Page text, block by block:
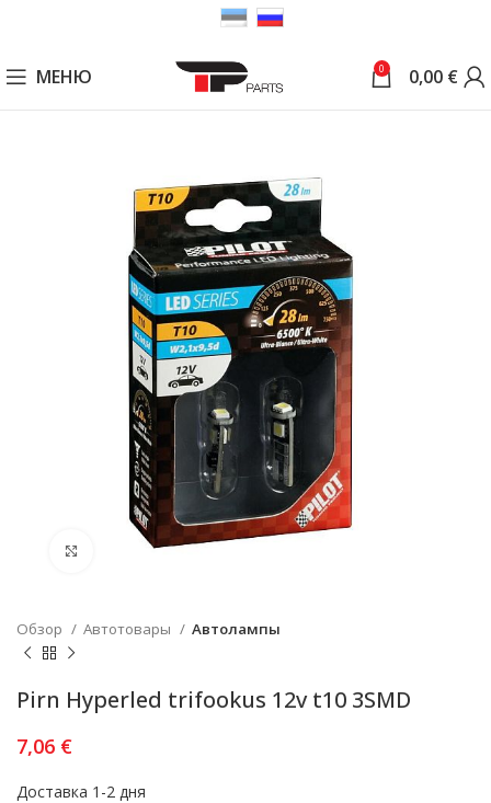
МЕНЮ 0 0,00 €
Увеличить
Обзор Автотовары Автолампы
Pirn Hyperled trifookus 12v t10 3SMD
7,06 €
Доставка 1-2 дня